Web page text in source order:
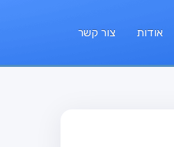
אודות צור קשר